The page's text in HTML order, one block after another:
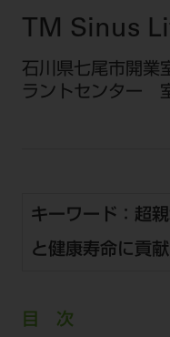
TM Sinus
石川県七尾市開業
ラントセンター
キーワード：超
と健康寿命に貢献
目 次
診療用材料
院内ネット
中古医療機器
添付文書の電子化
モリタ友の会のご
メールでのお問
モリタに対す
商品感動体験
BLOG
修理・メンテナン
Webセミナー
Start Up チェック
一般会員
勤務医会員
技工士会員
会員登録
ログイン
よくわかる高
はじめての方
ニュース
公式SNS一覧
ショールーム
北海道
Dental Plaza Tokyo